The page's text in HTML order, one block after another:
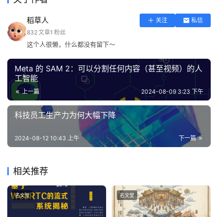
稻草人 关注
私信
832文章1 粉丝
这个人很懒，什么都没有留下～
Meta 的 SAM 2：可以分割任何内容（甚至视频）的人
工智能
上一篇 2024-08-09 3:23 下午
科技员工生产力为何大幅下降
下一篇
2024-08-12 10:43 上午
相关推荐
名文堂 名文堂